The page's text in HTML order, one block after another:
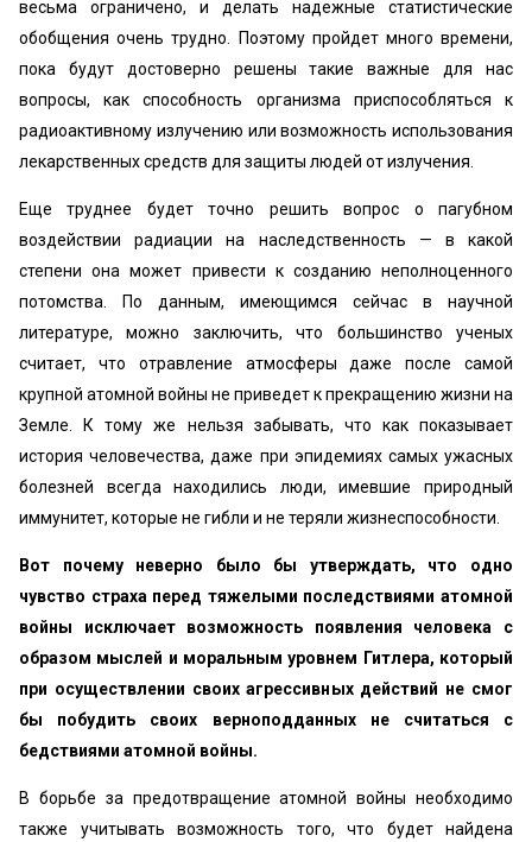
весьма ограничено, и делать надежные статистические
обобщения очень трудно. Поэтому пройдет много времени,
пока будут достоверно решены такие важные для нас
вопросы, как способность организма приспособляться к
радиоактивному излучению или возможность использования
лекарственных средств для защиты людей от излучения.
Еще труднее будет точно решить вопрос о пагубном
воздействии радиации на наследственность — в какой
степени она может привести к созданию неполноценного
потомства. По данным, имеющимся сейчас в научной
литературе, можно заключить, что большинство ученых
считает, что отравление атмосферы даже после самой
крупной атомной войны не приведет к прекращению жизни на
Земле. К тому же нельзя забывать, что как показывает
история человечества, даже при эпидемиях самых ужасных
болезней всегда находились люди, имевшие природный
иммунитет, которые не гибли и не теряли жизнеспособности.
Вот почему неверно было бы утверждать, что одно
чувство страха перед тяжелыми последствиями атомной
войны исключает возможность появления человека с
образом мыслей и моральным уровнем Гитлера, который
при осуществлении своих агрессивных действий не смог
бы побудить своих верноподданных не считаться с
бедствиями атомной войны.
В борьбе за предотвращение атомной войны необходимо
также учитывать возможность того, что будет найдена